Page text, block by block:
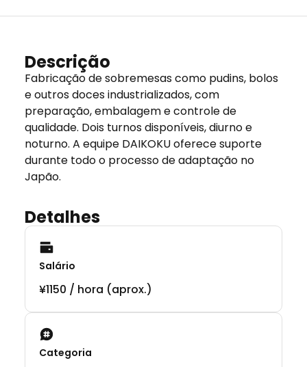
Descrição
Fabricação de sobremesas como pudins, bolos
e outros doces industrializados, com
preparação, embalagem e controle de
qualidade. Dois turnos disponíveis, diurno e
noturno. A equipe DAIKOKU oferece suporte
durante todo o processo de adaptação no
Japão.
Detalhes
Salário
¥1150 / hora (aprox.)
Categoria